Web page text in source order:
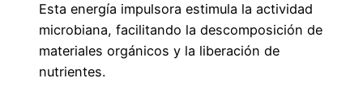
Esta energía impulsora estimula la actividad
microbiana, facilitando la descomposición de
materiales orgánicos y la liberación de
nutrientes.